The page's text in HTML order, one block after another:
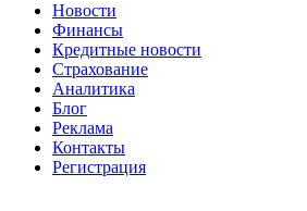
Новости
Финансы
Кредитные новости
Страхование
Аналитика
Блог
Реклама
Контакты
Регистрация